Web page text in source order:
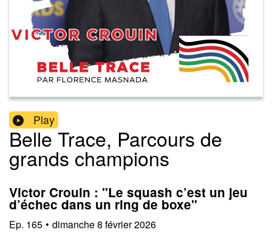
Play
Belle Trace, Parcours de
grands champions
Victor Crouin : "Le squash c’est un jeu
d’échec dans un ring de boxe"
Ep. 165 • dimanche 8 février 2026